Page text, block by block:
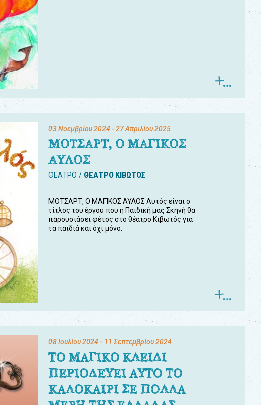
03 Νοεμβρίου 2024- 27 Απριλίου 2025
ΜΟΤΣΑΡΤ, Ο ΜΑΓΙΚΟΣ
ΑΥΛΟΣ
ΘΕΑΤΡΟ ΘΕΑΤΡΟ ΚΙΒΩΤΟΣ
ΜΟΤΣΑΡΤ, Ο ΜΑΓΙΚΟΣ ΑΥΛΟΣ Αυτός είναι ο
τίτλος του έργου που η Παιδική μας Σκηνή θα
παρουσιάσει φέτος στο θέατρο Κιβωτός για
τα παιδιά και όχι μόνο.
08 Ιουλίου 2024- 11 Σεπτεμβρίου 2024
ΤΟ ΜΑΓΙΚΟ ΚΛΕΙΔΙ
ΠΕΡΙΟΔΕΥΕΙ ΑΥΤΟ ΤΟ
ΚΑΛΟΚΑΙΡΙ ΣΕ ΠΟΛΛΑ